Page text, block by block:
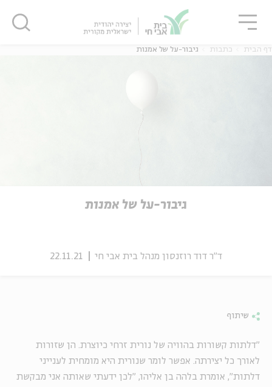
דף הבית כתבות גיבור-על של אמנות
גיבור-על של אמנות
ד"ר דוד רוזנסון מנהל בית אבי חי 22.11.21
שיתוף
"דלתות קשורות בהוויה של נורית זרחי כיוצרת. הן שזורות
לאורך כל יצירתה. אפשר לומר שנורית היא מומחית לענייני
דלתות", אומרת בלהה בן אליהו, "לכן ידעתי שאותה אני מבקשת
סגור